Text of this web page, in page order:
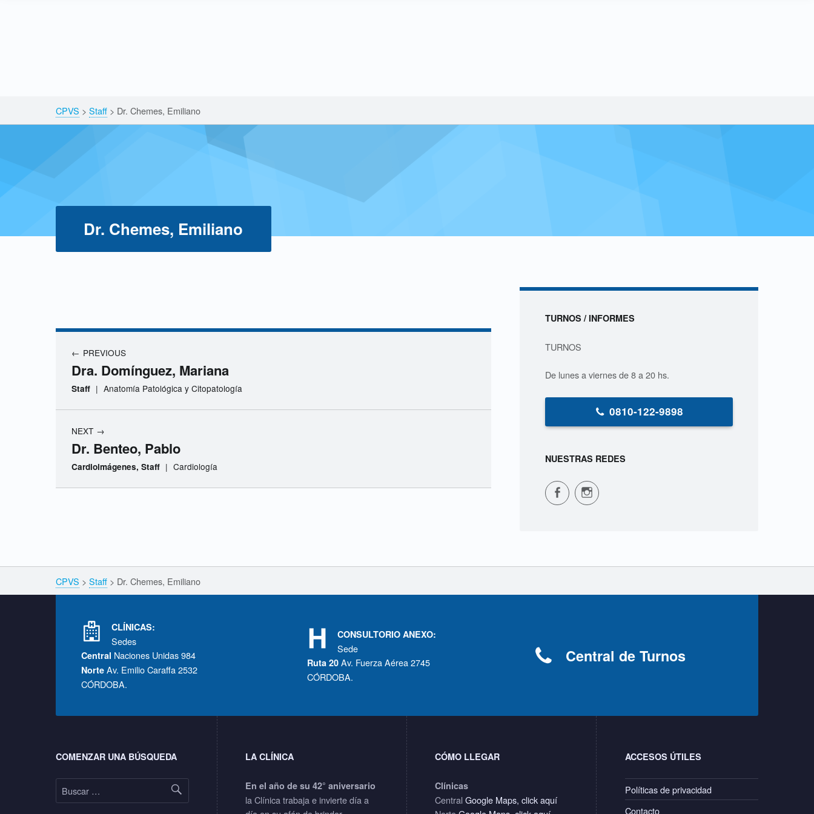
Breadcrumbs navigation
CPVS > Staff > Dr. Chemes, Emiliano
Dr. Chemes, Emiliano
r
C
h
m
,
E
i
a
n
o
PREVIOUS
Dra. Domínguez, Mariana
Staff | Anatomía Patológica y Citopatología
NEXT
Dr. Benteo, Pablo
Cardioimágenes, Staff | Cardiología
Sidebar
TURNOS / INFORMES
TURNOS
De lunes a viernes de 8 a 20 hs.
0810-122-9898
NUESTRAS REDES
CPVS en Facebook CPVS en Instagram
Breadcrumbs navigation
CPVS > Staff > Dr. Chemes, Emiliano
CLÍNICAS:
Sedes
Central Naciones Unidas 984
Norte Av. Emilio Caraffa 2532
CÓRDOBA.
CONSULTORIO ANEXO:
Sede
Ruta 20Av. Fuerza Aérea 2745
CÓRDOBA.
Central de Turnos
Footer sidebar
COMENZAR UNA BÚSQUEDA
Buscar:
LA CLÍNICA
En el año de su 42° aniversario
la Clínica trabaja e invierte día a
CÓMO LLEGAR
Clínicas
CentralGoogle Maps, click aquí
ACCESOS ÚTILES
Políticas de privacidad
Contacto